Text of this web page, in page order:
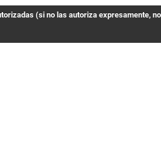
(si no las autoriza expresamente,